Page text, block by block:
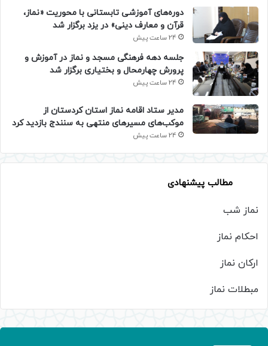
دوره‌های آموزشی تابستانی با محوریت «نماز،
قرآن و معارف دینی» در یزد برگزار شد
24 ساعت پیش
جلسه دهه فرهنگی مسجد و نماز در آموزش و
پرورش چهارمحال و بختیاری برگزار شد
24 ساعت پیش
مدیر ستاد اقامه نماز استان کردستان از
موکب‌های مسیرهای منتهی به سنندج بازدید کرد
24 ساعت پیش
مطالب پیشنهادی
نماز شب
احکام نماز
ارکان نماز
مبطلات نماز